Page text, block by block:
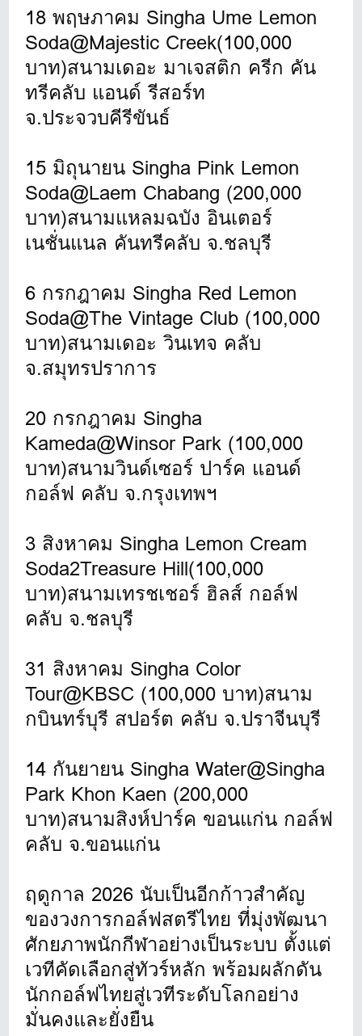
18 พฤษภาคม Singha Ume Lemon
Soda@Majestic Creek(100,000
บาท)สนามเดอะ มาเจสติก ครีก คัน
ทรีคลับ แอนด์ รีสอร์ท
จ.ประจวบคีรีขันธ์
15 มิถุนายน Singha Pink Lemon
Soda@Laem Chabang (200,000
บาท)สนามแหลมฉบัง อินเตอร์
เนชั่นแนล คันทรีคลับ จ.ชลบุรี
6 กรกฎาคม Singha Red Lemon
Soda@The Vintage Club (100,000
บาท)สนามเดอะ วินเทจ คลับ
จ.สมุทรปราการ
20 กรกฎาคม Singha
Kameda@Winsor Park (100,000
บาท)สนามวินด์เซอร์ ปาร์ค แอนด์
กอล์ฟ คลับ จ.กรุงเทพฯ
3 สิงหาคม Singha Lemon Cream
Soda2Treasure Hill(100,000
บาท)สนามเทรชเชอร์ ฮิลส์ กอล์ฟ
คลับ จ.ชลบุรี
31 สิงหาคม Singha Color
Tour@KBSC (100,000 บาท)สนาม
กบินทร์บุรี สปอร์ต คลับ จ.ปราจีนบุรี
14 กันยายน Singha Water@Singha
Park Khon Kaen (200,000
บาท)สนามสิงห์ปาร์ค ขอนแก่น กอล์ฟ
คลับ จ.ขอนแก่น
ฤดูกาล 2026 นับเป็นอีกก้าวสำคัญ
ของวงการกอล์ฟสตรีไทย ที่มุ่งพัฒนา
ศักยภาพนักกีฬาอย่างเป็นระบบ ตั้งแต่
เวทีคัดเลือกสู่ทัวร์หลัก พร้อมผลักดัน
นักกอล์ฟไทยสู่เวทีระดับโลกอย่าง
มั่นคงและยั่งยืน